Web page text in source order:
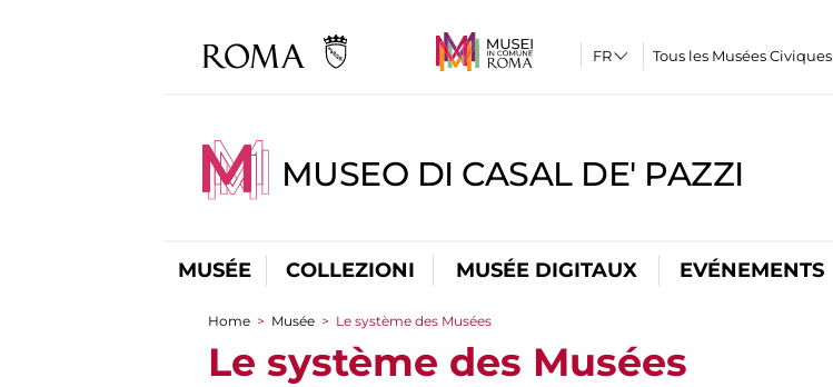
Tous les Musées Civiques
MUSEO DI CASAL DE' PAZZI
MUSÉE COLLEZIONI MUSÉE DIGITAUX EVÉNEMENTS
You are here
Home > Musée > Le système des Musées
Le système des Musées